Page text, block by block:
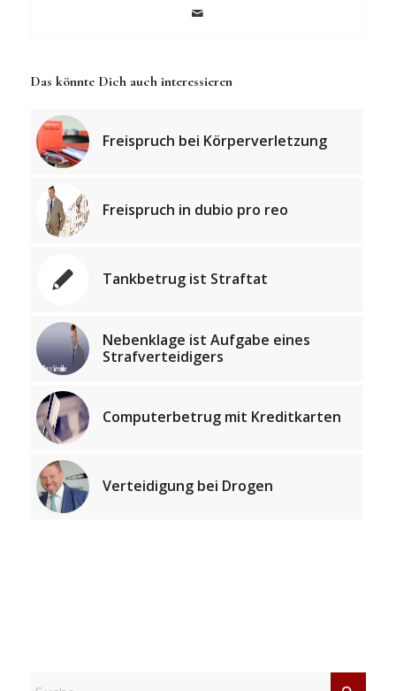
Das könnte Dich auch interessieren
Freispruch bei Körperverletzung
Freispruch in dubio pro reo
Tankbetrug ist Straftat
Nebenklage ist Aufgabe eines
Strafverteidigers
Computerbetrug mit Kreditkarten
Verteidigung bei Drogen